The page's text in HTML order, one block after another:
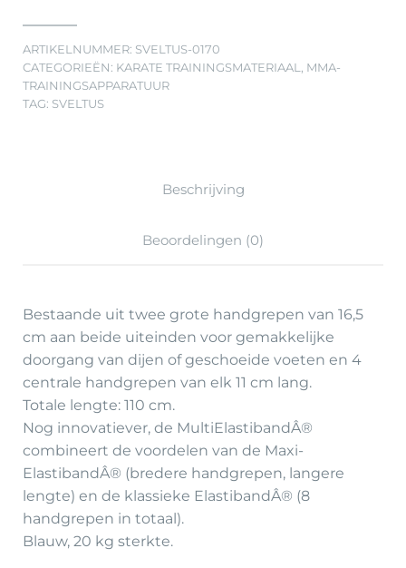
ARTIKELNUMMER: SVELTUS-0170
CATEGORIEËN: KARATE TRAININGSMATERIAAL
MMA-
TRAININGSAPPARATUUR
TAG: SVELTUS
Beschrijving
Beoordelingen (0)
Bestaande uit twee grote handgrepen van 16,5
cm aan beide uiteinden voor gemakkelijke
doorgang van dijen of geschoeide voeten en 4
centrale handgrepen van elk 11 cm lang.
Totale lengte: 110 cm.
Nog innovatiever, de MultiElastibandÂ®
combineert de voordelen van de Maxi-
ElastibandÂ® (bredere handgrepen, langere
lengte) en de klassieke ElastibandÂ® (8
handgrepen in totaal).
Blauw, 20 kg sterkte.